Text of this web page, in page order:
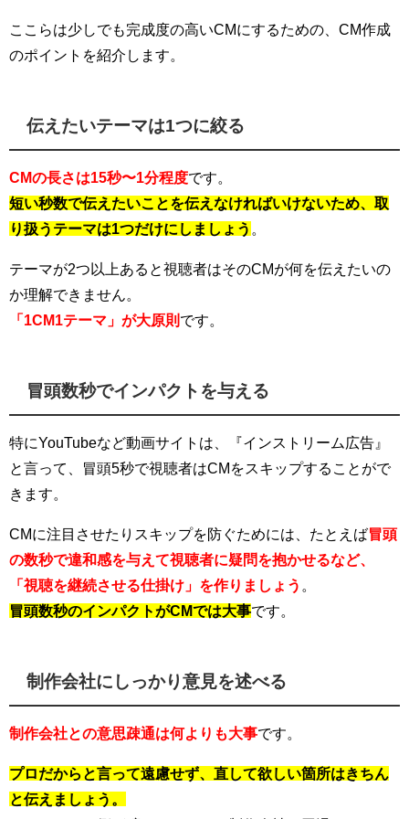
ここらは少しでも完成度の高いCMにするための、CM作成
のポイントを紹介します。
伝えたいテーマは1つに絞る
CMの長さは15秒〜1分程度です。
短い秒数で伝えたいことを伝えなければいけないため、取
り扱うテーマは1つだけにしましょう
テーマが2つ以上あると視聴者はそのCMが何を伝えたいの
か理解できません。
「1CM1テーマ」が大原則 です。
冒頭数秒でインパクトを与える
特にYouTubeなど動画サイトは、『インストリーム広告』
と言って、冒頭5秒で視聴者はCMをスキップすることがで
きます。
CMに注目させたりスキップを防ぐためには、たとえば冒頭
の数秒で違和感を与えて視聴者に疑問を抱かせるなど、
「視聴を継続させる仕掛け」を作りましょう
冒頭数秒のインパクトがCMでは大事です。
制作会社にしっかり意見を述べる
制作会社との意思疎通は何よりも大事です。
プロだからと言って遠慮せず、直して欲しい箇所はきちん
と伝えましょう。